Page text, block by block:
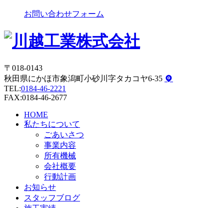
お問い合わせフォーム
〒018-0143
秋田県にかほ市象潟町小砂川字タカコヤ6-35
TEL:0184-46-2221
FAX:0184-46-2677
HOME
私たちについて
ごあいさつ
事業内容
所有機械
会社概要
行動計画
お知らせ
スタッフブログ